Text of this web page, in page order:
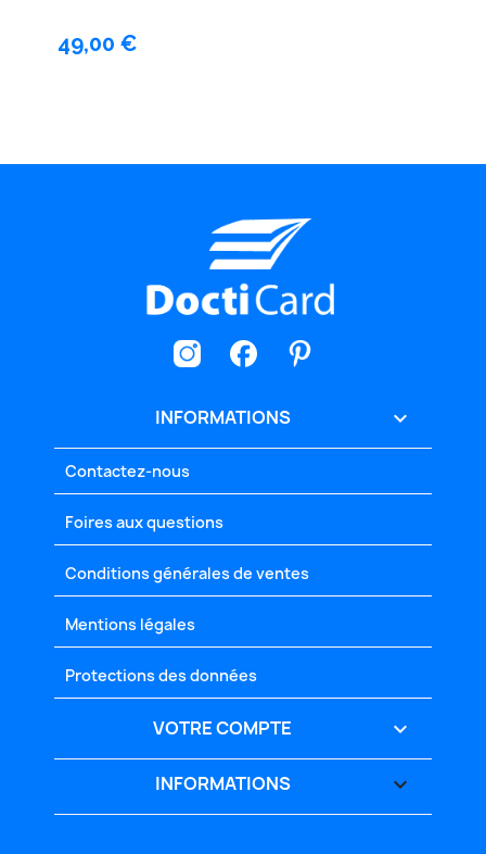
49,00 €
INFORMATIONS 
Contactez-nous
Foires aux questions
Conditions générales de ventes
Mentions légales
Protections des données
VOTRE COMPTE 
INFORMATIONS keyboard_arrow_down